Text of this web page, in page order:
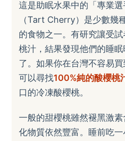
這是助眠水果中的「專業
（Tart Cherry）是少數幾
的食物之一。有研究讓受
桃汁，結果發現他們的睡
了。如果你在台灣不容易買
可以尋找100%純的酸櫻桃
口的冷凍酸櫻桃。
一般的甜櫻桃雖然褪黑激
化物質依然豐富。睡前吃一